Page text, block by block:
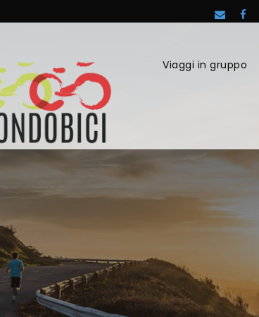
Viaggi in gruppo